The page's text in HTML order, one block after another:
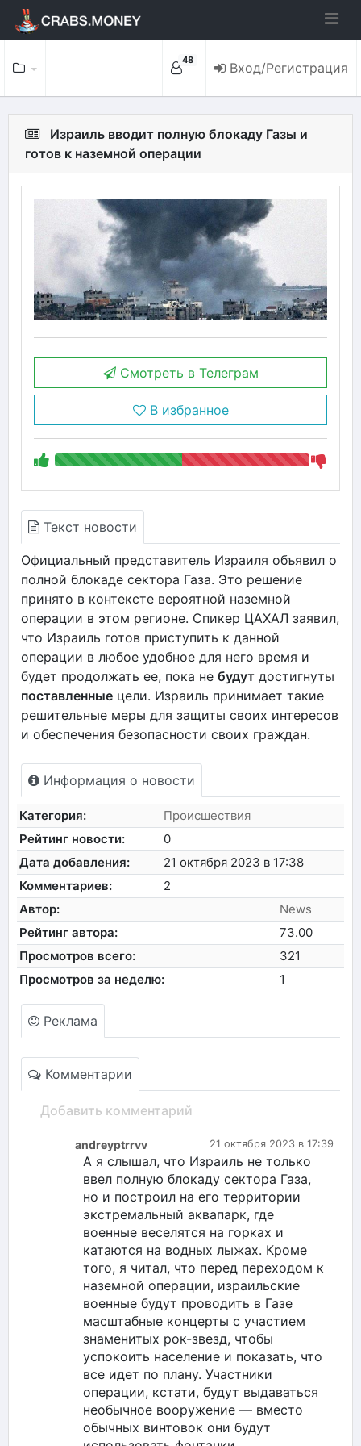
48 Вход/Регистрация
Израиль вводит полную блокаду Газы и
готов к наземной операции
Смотреть в Телеграм
В избранное
Текст новости
Официальный представитель Израиля объявил о
полной блокаде сектора Газа. Это решение
принято в контексте вероятной наземной
операции в этом регионе. Спикер ЦАХАЛ заявил,
что Израиль готов приступить к данной
операции в любое удобное для него время и
будет продолжать ее, пока не будут достигнуты
поставленные цели. Израиль принимает такие
решительные меры для защиты своих интересов
и обеспечения безопасности своих граждан.
Информация о новости
Категория:
Происшествия
Рейтинг новости:
0
Дата добавления:
21 октября 2023 в 17:38
Комментариев:
2
Автор:
News
Рейтинг автора:
73.00
Просмотров всего:
321
Просмотров за неделю:
1
Реклама
Комментарии
Добавить комментарий
21 октября 2023 в 17:39
andreyptrrvv
А я слышал, что Израиль не только
ввел полную блокаду сектора Газа,
но и построил на его территории
экстремальный аквапарк, где
военные веселятся на горках и
катаются на водных лыжах. Кроме
того, я читал, что перед переходом к
наземной операции, израильские
военные будут проводить в Газе
масштабные концерты с участием
знаменитых рок-звезд, чтобы
успокоить население и показать, что
все идет по плану. Участники
операции, кстати, будут выдаваться
необычное вооружение — вместо
обычных винтовок они будут